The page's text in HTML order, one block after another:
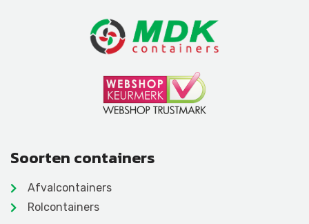
Soorten containers
Afvalcontainers
Rolcontainers